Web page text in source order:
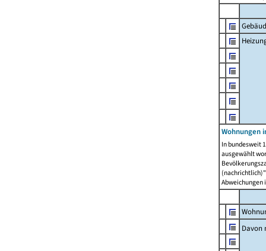
Wohnungen
In bundesweit
ausgewählt
Abweichungen
Davon